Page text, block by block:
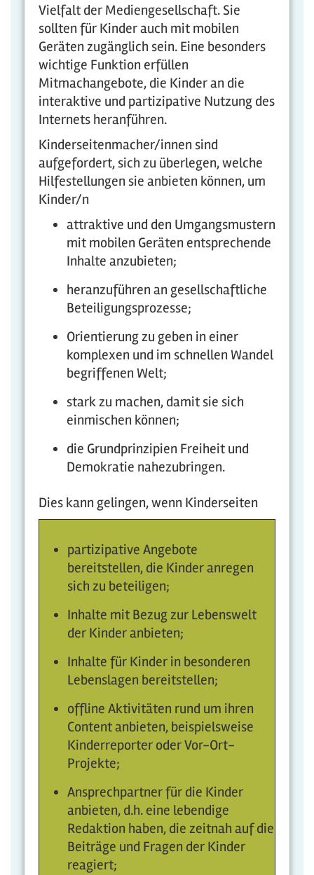
Vielfalt der Mediengesellschaft. Sie
sollten für Kinder auch mit mobilen
Geräten zugänglich sein. Eine besonders
wichtige Funktion erfüllen
Mitmachangebote, die Kinder an die
interaktive und partizipative Nutzung des
Internets heranführen.
Kinderseitenmacher/innen sind
aufgefordert, sich zu überlegen, welche
Hilfestellungen sie anbieten können, um
Kinder/n
attraktive und den Umgangsmustern
mit mobilen Geräten entsprechende
Inhalte anzubieten;
heranzuführen an gesellschaftliche
Beteiligungsprozesse;
Orientierung zu geben in einer
komplexen und im schnellen Wandel
begriffenen Welt;
stark zu machen, damit sie sich
einmischen können;
die Grundprinzipien Freiheit und
Demokratie nahezubringen.
Dies kann gelingen, wenn Kinderseiten
partizipative Angebote
bereitstellen, die Kinder anregen
sich zu beteiligen;
Inhalte mit Bezug zur Lebenswelt
der Kinder anbieten;
Inhalte für Kinder in besonderen
Lebenslagen bereitstellen;
offline Aktivitäten rund um ihren
Content anbieten, beispielsweise
Kinderreporter oder Vor-Ort-
Projekte;
Ansprechpartner für die Kinder
anbieten, d.h. eine lebendige
Redaktion haben, die zeitnah auf die
Beiträge und Fragen der Kinder
reagiert;